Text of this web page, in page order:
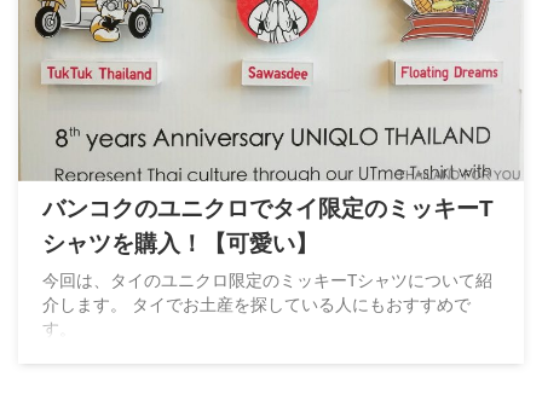
バンコクのユニクロでタイ限定のミッキーT
シャツを購入！【可愛い】
今回は、タイのユニクロ限定のミッキーTシャツについて紹
介します。 タイでお土産を探している人にもおすすめで
す。